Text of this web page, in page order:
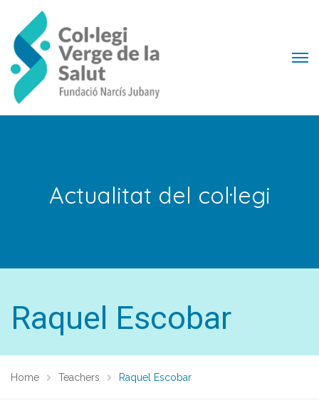
Actualitat del col·legi
Raquel Escobar
Home Teachers Raquel Escobar